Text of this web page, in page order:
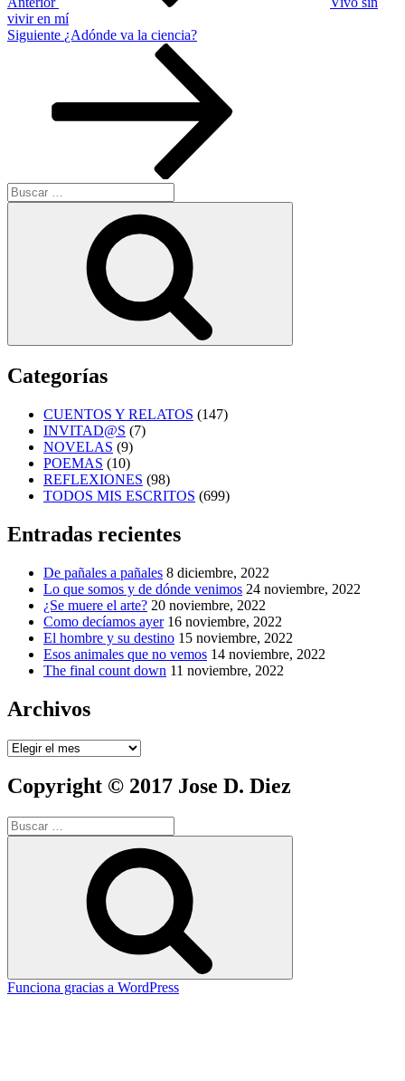
vivir en mí
Siguiente
Siguiente ¿Adónde va la ciencia?
Buscar
por:
Categorías
CUENTOS Y RELATOS (147)
INVITAD@S (7)
NOVELAS (9)
POEMAS (10)
REFLEXIONES (98)
TODOS MIS ESCRITOS (699)
Entradas recientes
De pañales a pañales 8 diciembre, 2022
Lo que somos y de dónde venimos 24 noviembre, 2022
¿Se muere el arte? 20 noviembre, 2022
Como decíamos ayer 16 noviembre, 2022
El hombre y su destino 15 noviembre, 2022
Esos animales que no vemos 14 noviembre, 2022
The final count down 11 noviembre, 2022
Archivos
Archivos
Copyright © 2017 Jose D. Diez
Buscar
por:
Funciona gracias a WordPress